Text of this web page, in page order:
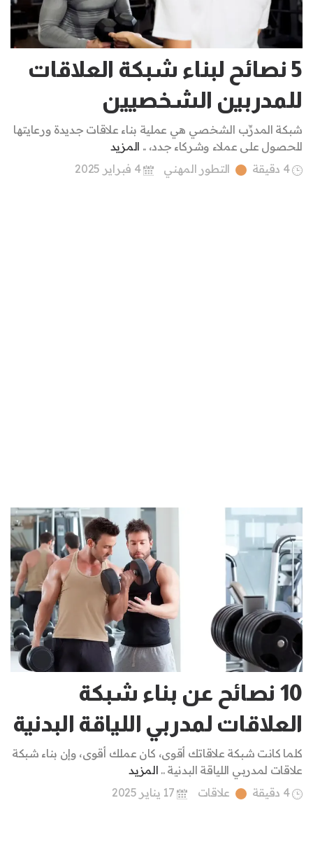
5 نصائح لبناء شبكة العلاقات
للمدربين الشخصيين
شبكة المدرِّب الشخصي هي عملية بناء علاقات جديدة ورعايتها
للحصول على عملاء وشركاء جدد، .. المزيد
4 دقيقة
التطور المهني 4 فبراير 2025
10 نصائح عن بناء شبكة
العلاقات لمدربي اللياقة البدنية
كلما كانت شبكة علاقاتك أقوى، كان عملك أقوى، وإن بناء شبكة
علاقات لمدربي اللياقة البدنية .. المزيد
4 دقيقة
علاقات 17 يناير 2025